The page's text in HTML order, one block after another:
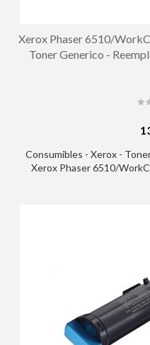
Xerox Phaser 6510/
Toner Generico -
Consumibles - Xerox -
Xerox Phaser 6510/